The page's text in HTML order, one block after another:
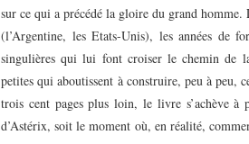
sur ce qui a précédé la gloire du grand
(l’Argentine, les Etats-Unis), les années de
singulières qui lui font croiser le chemin de
petites qui aboutissent à construire, peu à peu,
trois cent pages plus loin, le livre s’achève à
d’Astérix, soit le moment où, en réalité,